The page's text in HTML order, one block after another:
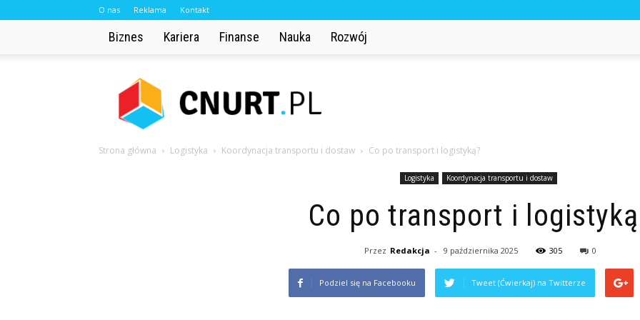
O nas Reklama Kontakt
Biznes Kariera Finanse Nauka Rozwój
Cnurt.pl
Strona główna Logistyka Koordynacja transportu i dostaw Co po transport i logistyką?
Logistyka Koordynacja transportu i dostaw
Co po transport i
Przez Redakcja - 9 października 2025 305 0
Podziel się na Facebooku Tweet (Ćwierkaj) na Twitterze